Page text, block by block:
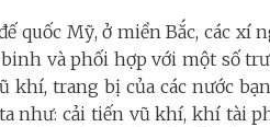
quốc Mỹ, ở miền Bắc, các xí
và phối hợp với một số
trang bị của các nước
như: cải tiến vũ khí, khí tài